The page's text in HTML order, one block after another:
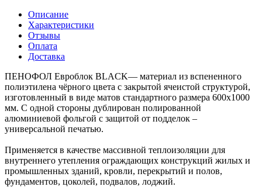
Описание
Характеристики
Отзывы
Оплата
Доставка
ПЕНОФОЛ Евроблок BLACK— материал из вспененного
полиэтилена чёрного цвета с закрытой ячеистой структурой,
изготовленный в виде матов стандартного размера 600х1000
мм. С одной стороны дублирован полированной
алюминиевой фольгой с защитой от подделок –
универсальной печатью.
Применяется в качестве массивной теплоизоляции для
внутреннего утепления ограждающих конструкций жилых и
промышленных зданий, кровли, перекрытий и полов,
фундаментов, цоколей, подвалов, лоджий.